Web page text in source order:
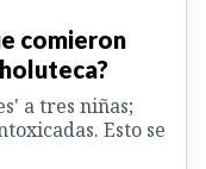
comieron
a tres niñas;
Esto se